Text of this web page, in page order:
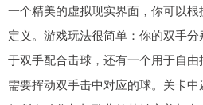
一个精美的虚拟现实界面，你可以
定义。游戏玩法很简单：你的双手
于双手配合击球，还有一个用于自
需要挥动双手击中对应的球。关卡中